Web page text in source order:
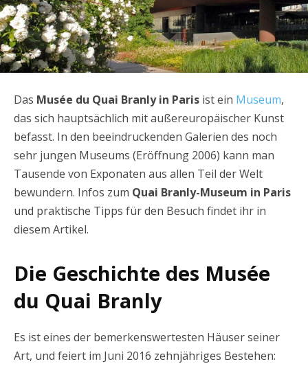
Das Musée du Quai Branly in Paris ist ein Museum,
das sich hauptsächlich mit außereuropäischer Kunst
befasst. In den beeindruckenden Galerien des noch
sehr jungen Museums (Eröffnung 2006) kann man
Tausende von Exponaten aus allen Teil der Welt
bewundern. Infos zum Quai Branly-Museum in Paris
und praktische Tipps für den Besuch findet ihr in
diesem Artikel.
Die Geschichte des Musée
du Quai Branly
Es ist eines der bemerkenswertesten Häuser seiner
Art, und feiert im Juni 2016 zehnjähriges Bestehen: